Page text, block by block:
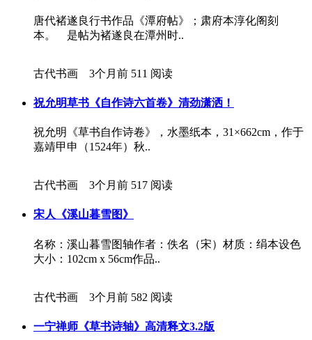
唐代褚遂良行书作品《潭府帖》；肃府本淳化阁刻
本。 是帖为褚遂良在潭州时..
古代书画 3个月前 511 阅读
祝允明草书《自作诗六首卷》清劲潇洒！
祝允明《草书自作诗卷》，水墨纸本，31×662cm，作于
嘉靖甲申（1524年）秋..
古代书画 3个月前 517 阅读
宋人《溪山暮雪图》
名称：溪山暮雪图轴作者：佚名（宋）材质：绢本设色
大小：102cm x 56cm作品..
古代书画 3个月前 582 阅读
一宁禅师《草书诗轴》高清释文3.2版